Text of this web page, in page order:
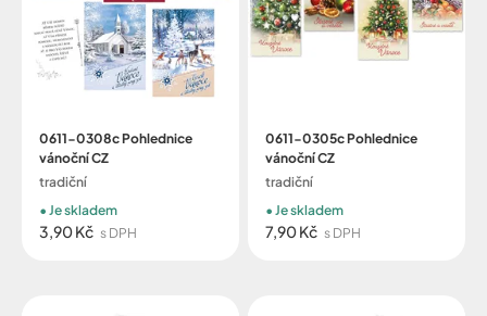
0611-0308c Pohlednice
vánoční CZ
tradiční
3,90 Kč s DPH
Je skladem
0611-0305c Pohlednice
vánoční CZ
tradiční
7,90 Kč s DPH
Je skladem